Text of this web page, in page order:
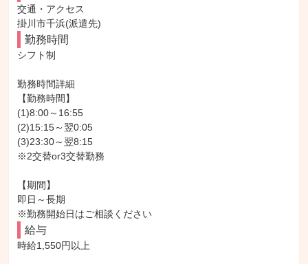
交通・アクセス
掛川市千浜(派遣先)
勤務時間
シフト制
勤務時間詳細
【勤務時間】
(1)8:00～16:55
(2)15:15～翌0:05
(3)23:30～翌8:15
※2交替or3交替勤務
【期間】
即日～長期
※勤務開始日はご相談ください
給与
時給1,550円以上